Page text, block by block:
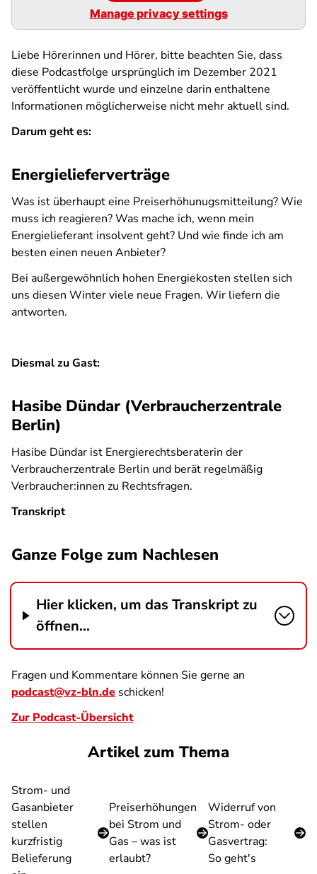
Manage privacy settings
Liebe Hörerinnen und Hörer, bitte beachten Sie, dass
diese Podcastfolge ursprünglich im Dezember 2021
veröffentlicht wurde und einzelne darin enthaltene
Informationen möglicherweise nicht mehr aktuell sind.
Darum geht es:
Energielieferverträge
Was ist überhaupt eine Preiserhöhunugsmitteilung? Wie
muss ich reagieren? Was mache ich, wenn mein
Energielieferant insolvent geht? Und wie finde ich am
besten einen neuen Anbieter?
Bei außergewöhnlich hohen Energiekosten stellen sich
uns diesen Winter viele neue Fragen. Wir liefern die
antworten.
Diesmal zu Gast:
Hasibe Dündar (Verbraucherzentrale
Berlin)
Hasibe Dündar ist Energierechtsberaterin der
Verbraucherzentrale Berlin und berät regelmäßig
Verbraucher:innen zu Rechtsfragen.
Transkript
Ganze Folge zum Nachlesen
Hier klicken, um das Transkript zu
öffnen...
Fragen und Kommentare können Sie gerne an
podcast@vz-bln.de schicken!
Zur Podcast-Übersicht
Artikel zum Thema
Strom- und
Gasanbieter
stellen
kurzfristig
Belieferung
Preiserhöhungen
bei Strom und
Gas – was ist
erlaubt?
Widerruf von
Strom- oder
Gasvertrag:
So geht's